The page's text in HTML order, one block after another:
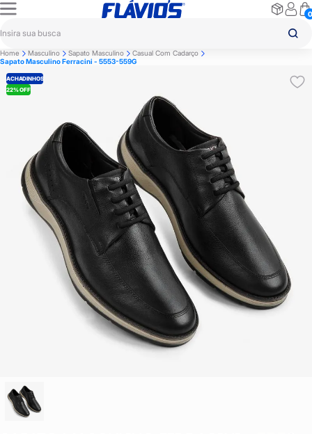
0
Home Masculino Sapato Masculino
Casual Com Cadarço
Sapato Masculino Ferracini - 5553-559G
22% OFF
ACHADINHOS